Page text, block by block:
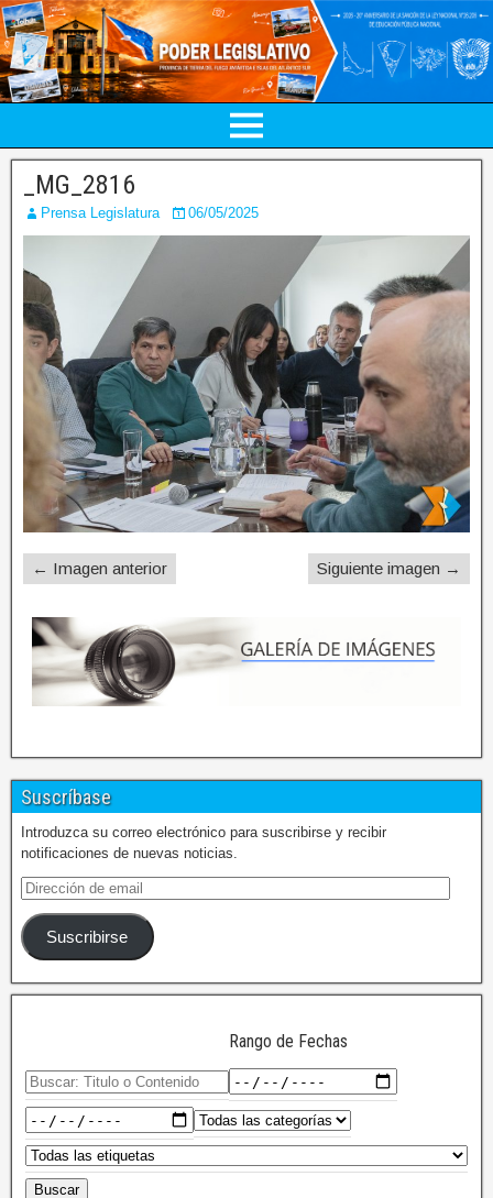
_MG_2816
Prensa Legislatura 06/05/2025
← Imagen anterior Siguiente imagen →
Suscríbase
Introduzca su correo electrónico para suscribirse y recibir
notificaciones de nuevas noticias.
Suscribirse
Rango de Fechas